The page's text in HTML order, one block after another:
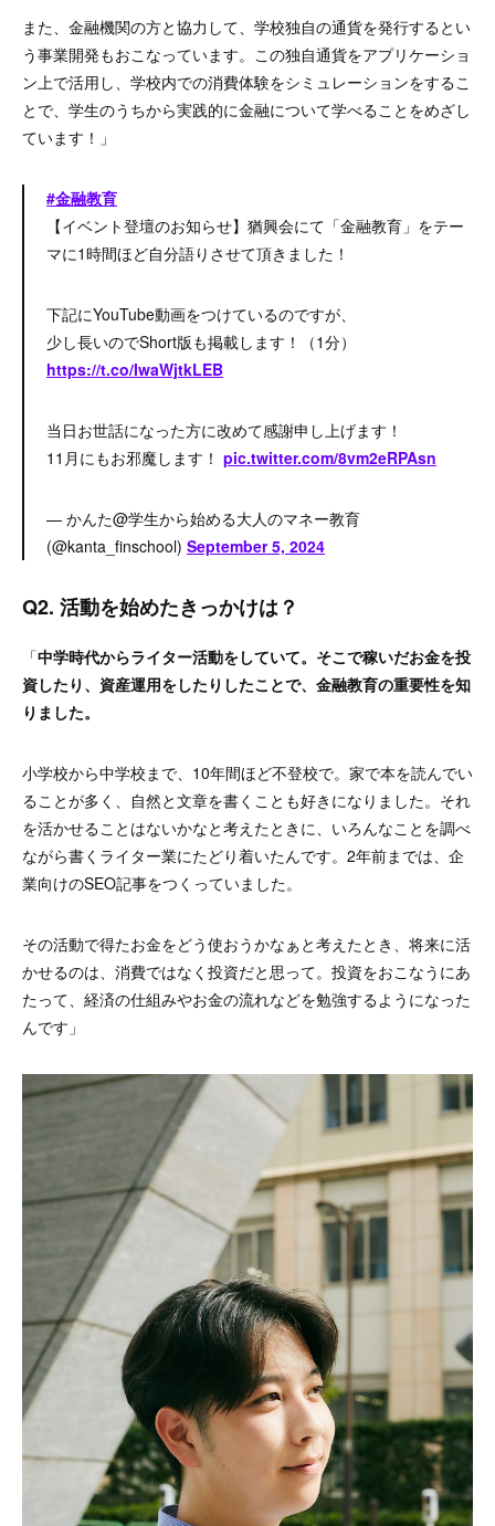
また、金融機関の方と協力して、学校独自の通貨を発行するとい
う事業開発もおこなっています。この独自通貨をアプリケーショ
ン上で活用し、学校内での消費体験をシミュレーションをするこ
とで、学生のうちから実践的に金融について学べることをめざし
ています！」
#金融教育
【イベント登壇のお知らせ】猶興会にて「金融教育」をテー
マに1時間ほど自分語りさせて頂きました！
下記にYouTube動画をつけているのですが、
少し長いのでShort版も掲載します！（1分）
https://t.co/IwaWjtkLEB
当日お世話になった方に改めて感謝申し上げます！
11月にもお邪魔します！ pic.twitter.com/8vm2eRPAsn
— かんた@学生から始める大人のマネー教育
(@kanta_finschool) September 5, 2024
Q2. 活動を始めたきっかけは？
「中学時代からライター活動をしていて。そこで稼いだお金を投
資したり、資産運用をしたりしたことで、金融教育の重要性を知
りました。
小学校から中学校まで、10年間ほど不登校で。家で本を読んでい
ることが多く、自然と文章を書くことも好きになりました。それ
を活かせることはないかなと考えたときに、いろんなことを調べ
ながら書くライター業にたどり着いたんです。2年前までは、企
業向けのSEO記事をつくっていました。
その活動で得たお金をどう使おうかなぁと考えたとき、将来に活
かせるのは、消費ではなく投資だと思って。投資をおこなうにあ
たって、経済の仕組みやお金の流れなどを勉強するようになった
んです」